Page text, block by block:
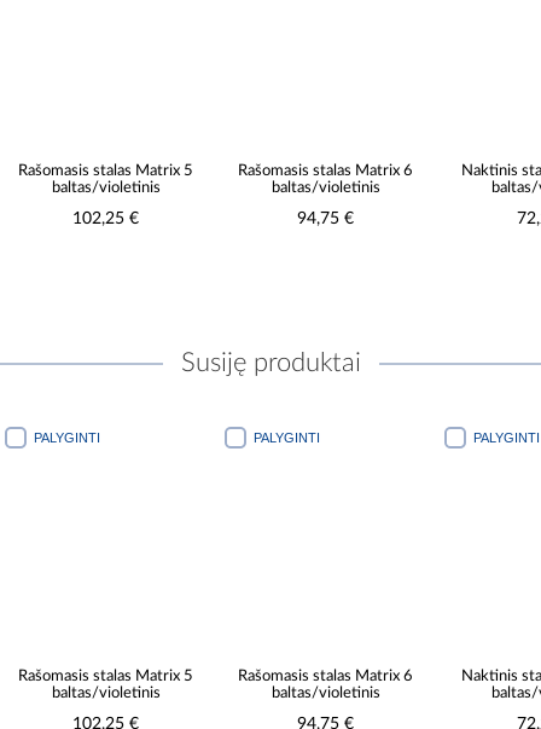
Rašomasis stalas Matrix 5
baltas/violetinis
102,25 €
Rašomasis stalas Matrix 6
baltas/violetinis
94,75 €
Naktinis
Susiję produktai
PALYGINTI
Rašomasis stalas Matrix 5
baltas/violetinis
102,25 €
PALYGINTI
Rašomasis stalas Matrix 6
baltas/violetinis
94,75 €
PALYGINTI
Naktinis